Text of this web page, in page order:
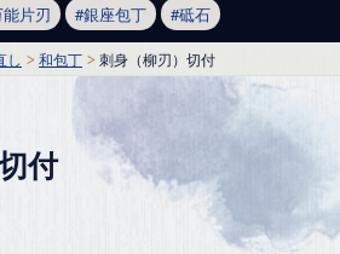
片刃 銀座包丁 砥石
し 和包丁 刺身（柳刃）切付
付